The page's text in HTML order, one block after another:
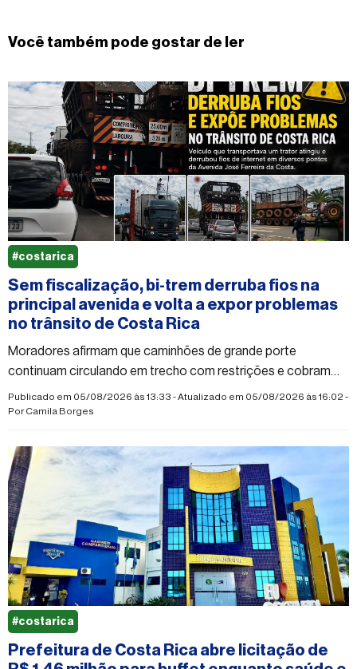
Você também pode gostar de ler
Sem fiscalização, bi-trem derruba fios na
principal avenida e volta a expor problemas
no trânsito de Costa Rica
Moradores afirmam que caminhões de grande porte
continuam circulando em trecho com restrições e cobram
providências do poder público
Publicado em 05/08/2026 às 13:33 - Atualizado em 05/08/2026 às 16:02 -
PorCamila Borges
#costarica
Prefeitura de Costa Rica abre licitação de
#costarica